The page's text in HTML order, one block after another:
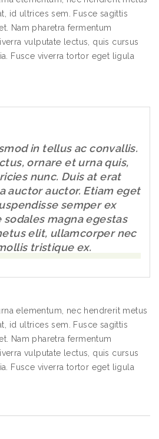
id ultrices sem. Fusce sagittis
Nam pharetra fermentum
vulputate lectus, quis cursus
Fusce viverra tortor eget ligula
in tellus ac convallis.
ornare et urna quis,
nunc. Duis at erat
auctor auctor. Etiam eget
semper ex
sodales magna egestas
elit, ullamcorper nec
tristique ex.
elementum, nec hendrerit metus
id ultrices sem. Fusce sagittis
Nam pharetra fermentum
vulputate lectus, quis cursus
Fusce viverra tortor eget ligula